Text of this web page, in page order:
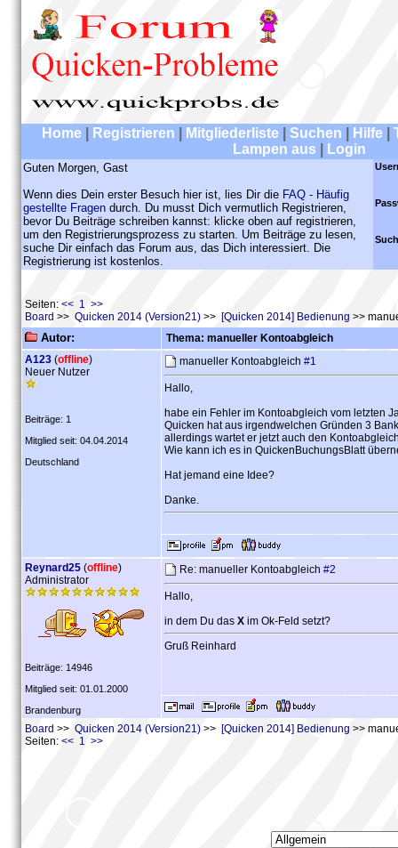
Home Registrieren Mitgliederliste Suchen Hilfe
Lampen aus
Login
Guten Morgen, Gast
Wenn dies Dein erster Besuch hier ist, lies Dir die FAQ - Häufig
gestellte Fragen durch. Du musst Dich vermutlich Registrieren,
bevor Du Beiträge schreiben kannst: klicke oben auf registrieren,
um den Registrierungsprozess zu starten. Um Beiträge zu lesen,
suche Dir einfach das Forum aus, das Dich interessiert. Die
Registrierung ist kostenlos.
Seiten: << 1 >>
Board >> Quicken 2014 (Version21) >> [Quicken 2014] Bedienung >>
Autor:
Thema: manueller Kontoabgleich
A123 (offline)
Neuer Nutzer
Beiträge: 1
Mitglied seit: 04.04.2014
Deutschland
manueller Kontoabgleich #1
Hallo,
habe ein Fehler im Kontoabgleich vom letzten
Quicken hat aus irgendwelchen Gründen 3
allerdings wartet er jetzt auch den
Wie kann ich es in QuickenBuchungsBlatt
Hat jemand eine Idee?
Danke.
Reynard25 (offline)
Administrator
Beiträge: 14946
Mitglied seit: 01.01.2000
Brandenburg
Re: manueller Kontoabgleich #2
Hallo,
in dem Du das X im Ok-Feld setzt?
Gruß Reinhard
Board >> Quicken 2014 (Version21) >> [Quicken 2014] Bedienung >>
Seiten: << 1 >>